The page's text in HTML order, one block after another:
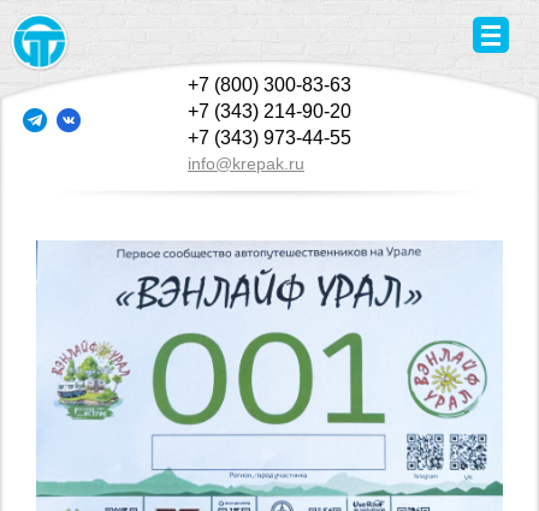
+7 (800) 300-83-63
+7 (343) 214-90-20
+7 (343) 973-44-55
info@krepak.ru